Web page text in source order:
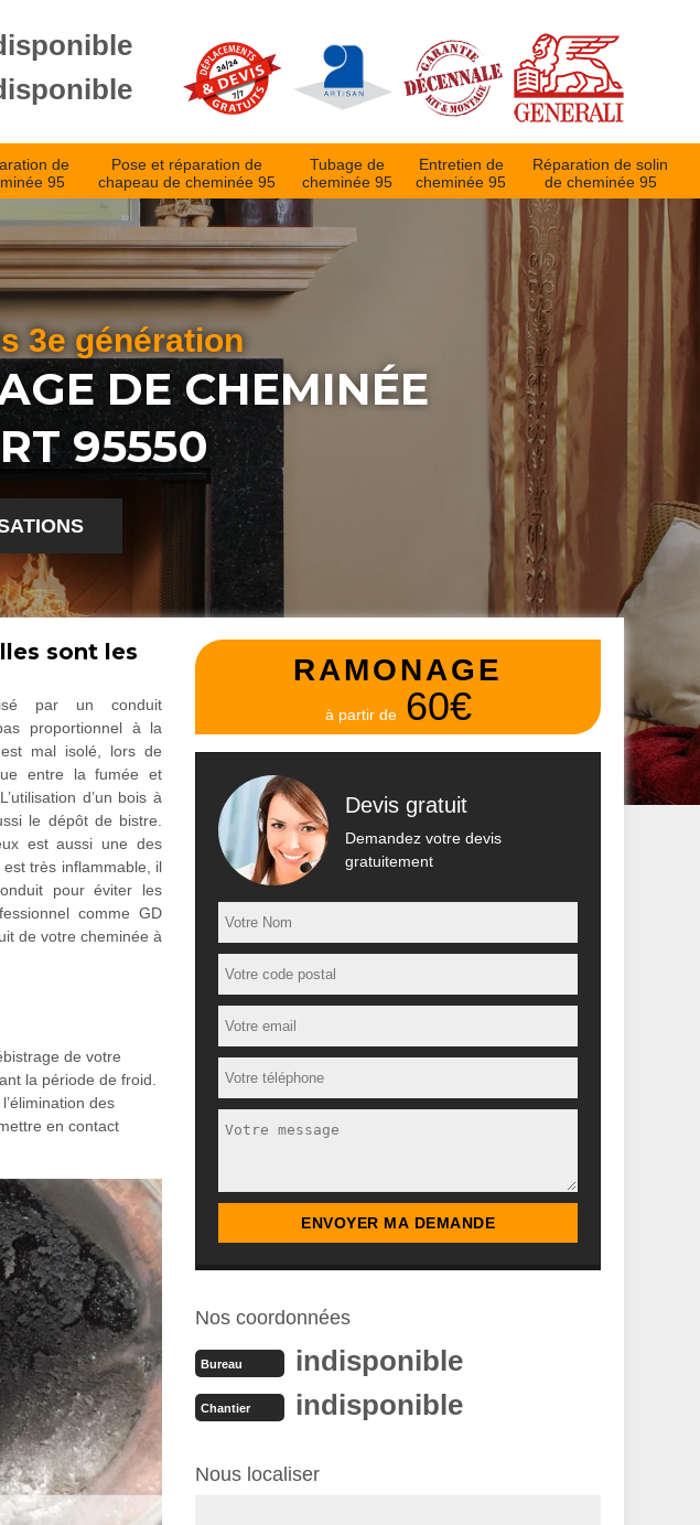
de
95
Pose et réparation de
chapeau de cheminée 95
Tubage de
cheminée 95
Entretien de
cheminée 95
Réparation de solin
de cheminée 95
3e génération
DE CHEMINÉE
95550
sont les
par un conduit
proportionnel à la
mal isolé, lors de
entre la fumée et
d’un bois à
le dépôt de bistre.
est aussi une des
très inflammable, il
pour éviter les
comme GD
de votre cheminée à
de votre
la période de froid.
des
en contact
RAMONAGE
à partir de 60€
Devis gratuit
Demandez votre devis
gratuitement
Nos coordonnées
Bureau indisponible
Chantier indisponible
Nous localiser